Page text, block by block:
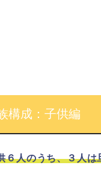
構成：子供編
６人のうち、３人